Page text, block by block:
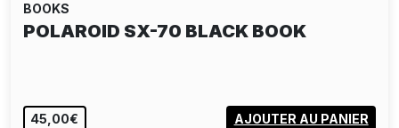
BOOKS
JEFFREY LADD - A FIELD MEASURE
45,00€ AJOUTER AU PANIER